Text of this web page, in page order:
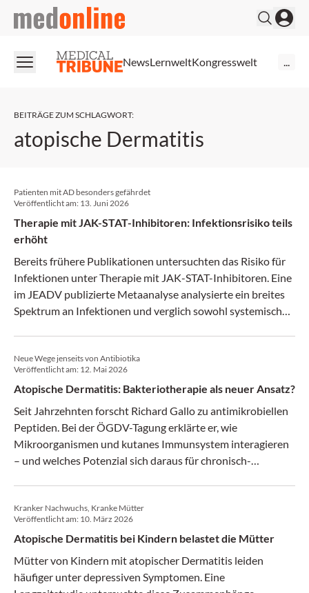
medonline
NewsLernweltKongresswelt
BEITRÄGE ZUM SCHLAGWORT:
atopische Dermatitis
Patienten mit AD besonders gefährdet
Veröffentlicht am: 13. Juni 2026
Therapie mit JAK-STAT-Inhibitoren: Infektionsrisiko teils
erhöht
Bereits frühere Publikationen untersuchten das Risiko für
Infektionen unter Therapie mit JAK-STAT-Inhibitoren. Eine
im JEADV publizierte Metaanalyse analysierte ein breites
Spektrum an Infektionen und verglich sowohl systemische
Personen mit atopischer Dermatitis waren gefährdet.
Neue Wege jenseits von Antibiotika
Veröffentlicht am: 12. Mai 2026
Atopische Dermatitis: Bakteriotherapie als neuer Ansatz?
Seit Jahrzehnten forscht Richard Gallo zu antimikrobiellen
Peptiden. Bei der ÖGDV-Tagung erklärte er, wie
Mikroorganismen und kutanes Immunsystem interagieren
– und welches Potenzial sich daraus für chronisch-
Kranker Nachwuchs, Kranke Mütter
Veröffentlicht am: 10. März 2026
Atopische Dermatitis bei Kindern belastet die Mütter
Mütter von Kindern mit atopischer Dermatitis leiden
häufiger unter depressiven Symptomen. Eine